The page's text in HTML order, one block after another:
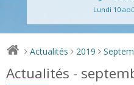
Lundi 10
> Actualités > 2019 >
Actualités -